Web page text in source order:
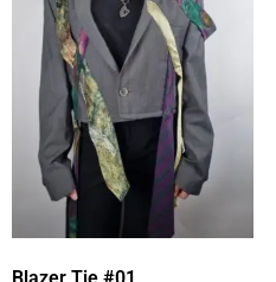
Blazer Tie #01